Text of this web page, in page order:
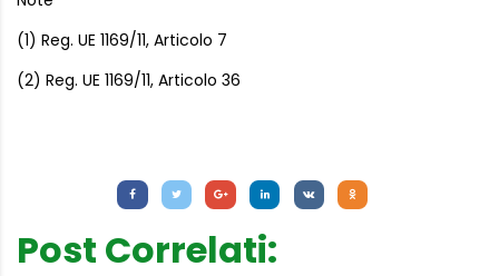
(1) Reg. UE 1169/11, Articolo 7
(2) Reg. UE 1169/11, Articolo 36
Post Correlati: